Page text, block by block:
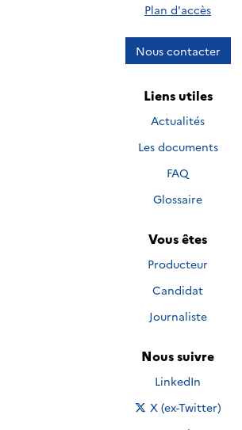
Plan d'accès
Nous contacter
Liens utiles
Actualités
Les documents
FAQ
Glossaire
Vous êtes
Producteur
Candidat
Journaliste
Nous suivre
Nous suivre sur
LinkedIn
Nous suivre sur
X (ex-Twitter)